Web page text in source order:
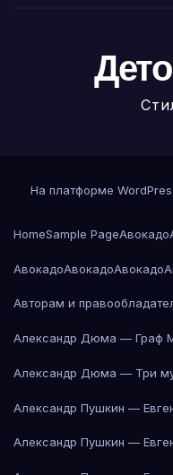
На платформе
HomeSample PageАвокадо
АвокадоАвокадоАвокадо
Авторам и
Александр Дюма — Граф
Александр Дюма — Три
Александр Пушкин —
Александр Пушкин —